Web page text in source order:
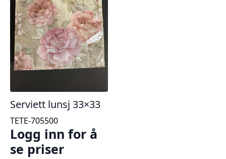
Serviett lunsj 33×33
TETE-705500
Logg inn for å
se priser